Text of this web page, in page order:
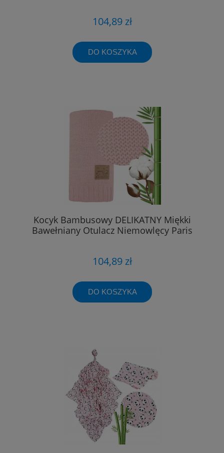
104,89 zł
DO KOSZYKA
Kocyk Bambusowy DELIKATNY Miękki
Bawełniany Otulacz Niemowlęcy Paris
104,89 zł
DO KOSZYKA